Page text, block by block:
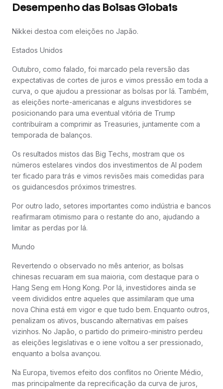
Desempenho das Bolsas Globais
Nikkei destoa com eleições no Japão.
Estados Unidos
Outubro, como falado, foi marcado pela reversão das
expectativas de cortes de juros e vimos pressão em toda a
curva, o que ajudou a pressionar as bolsas por lá. Também,
as eleições norte-americanas e alguns investidores se
posicionando para uma eventual vitória de Trump
contribuíram a comprimir as Treasuries, juntamente com a
temporada de balanços.
Os resultados mistos das Big Techs, mostram que os
números estelares vindos dos investimentos de AI podem
ter ficado para trás e vimos revisões mais comedidas para
os guidancesdos próximos trimestres.
Por outro lado, setores importantes como indústria e bancos
reafirmaram otimismo para o restante do ano, ajudando a
limitar as perdas por lá.
Mundo
Revertendo o observado no mês anterior, as bolsas
chinesas recuaram em sua maioria, com destaque para o
Hang Seng em Hong Kong. Por lá, investidores ainda se
veem divididos entre aqueles que assimilaram que uma
nova China está em vigor e que tudo bem. Enquanto outros,
penalizam os ativos, buscando alternativas em países
vizinhos. No Japão, o partido do primeiro-ministro perdeu
as eleições legislativas e o iene voltou a ser pressionado,
enquanto a bolsa avançou.
Na Europa, tivemos efeito dos conflitos no Oriente Médio,
mas principalmente da reprecificação da curva de juros,